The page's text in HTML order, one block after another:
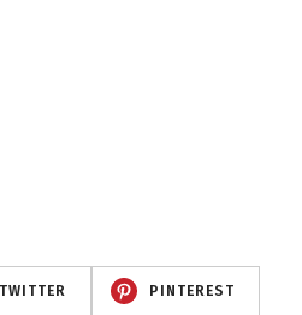
TWITTER PINTEREST